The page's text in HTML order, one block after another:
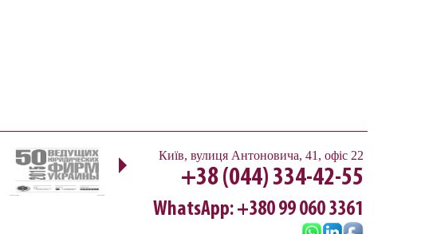
Київ, вулиця Антоновича, 41, офіс 22
+38 (044) 334-42-55
WhatsApp: +380 99 060 3361